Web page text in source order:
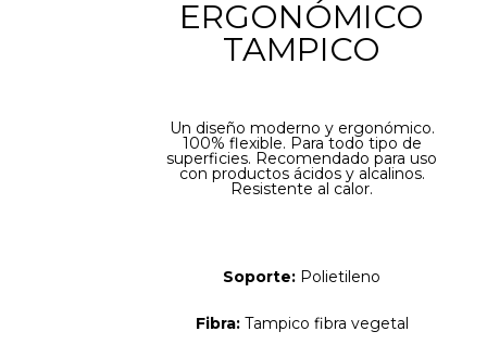
ERGONÓMICO
TAMPICO
Un diseño moderno y ergonómico.
100% flexible. Para todo tipo de
superficies. Recomendado para uso
con productos ácidos y alcalinos.
Resistente al calor.
Soporte: Polietileno
Fibra: Tampico fibra vegetal